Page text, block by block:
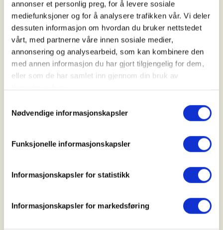
annonser et personlig preg, for å levere sosiale
mediefunksjoner og for å analysere trafikken vår. Vi deler
dessuten informasjon om hvordan du bruker nettstedet
vårt, med partnerne våre innen sosiale medier,
annonsering og analysearbeid, som kan kombinere den
med annen informasjon du har gjort tilgjengelig for dem,
eller som de har samlet inn gjennom din bruk av
Nødvendige informasjonskapsler
Funksjonelle informasjonskapsler
Informasjonskapsler for statistikk
Informasjonskapsler for markedsføring
Tid
18. Aug 2026
Kl. 18.00 - 20.00
Grenland JFF
cilie74@outlook.com